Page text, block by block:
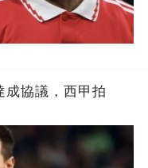
成協議，西甲拍